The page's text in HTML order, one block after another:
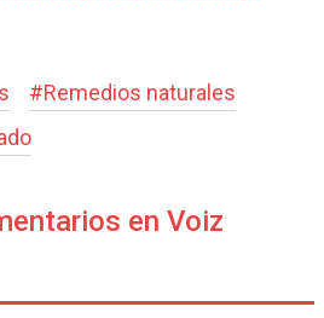
#Remedios naturales
en Voiz